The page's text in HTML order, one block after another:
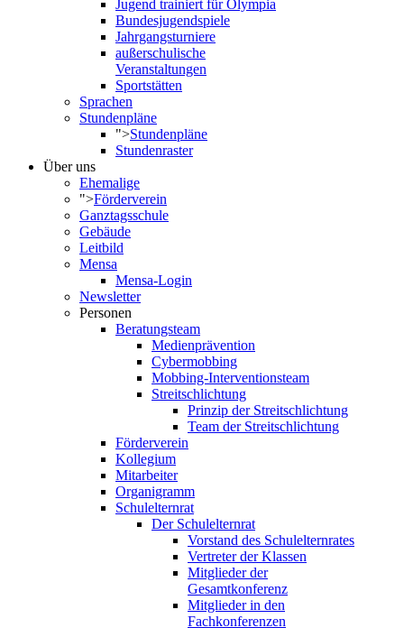
Jugend trainiert für Olympia
Bundesjugendspiele
Jahrgangsturniere
außerschulische
Veranstaltungen
Sportstätten
Sprachen
Stundenpläne
">Stundenpläne
Stundenraster
Über uns
Ehemalige
">Förderverein
Ganztagsschule
Gebäude
Leitbild
Mensa
Mensa-Login
Newsletter
Personen
Beratungsteam
Medienprävention
Cybermobbing
Mobbing-Interventionsteam
Streitschlichtung
Prinzip der Streitschlichtung
Team der Streitschlichtung
Förderverein
Kollegium
Mitarbeiter
Organigramm
Schulelternrat
Der Schulelternrat
Vorstand des Schulelternrates
Vertreter der Klassen
Mitglieder der
Gesamtkonferenz
Mitglieder in den
Fachkonferenzen